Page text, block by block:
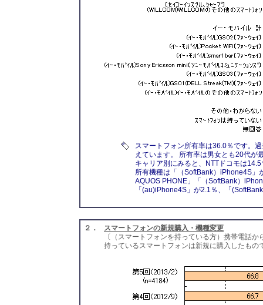
スマートフォン所有率は36.0％です。
えています。 所有率は男女とも20代
キャリア別にみると、NTTドコモは
所有機種は「（SoftBank）iPhone4S」
AQUOS PHONE」「（SoftBank）
「(au)iPhone4S」が2.1％、「
２．
スマートフォンの新規購入・機種変更
〔（スマートフォンを持っている方）携帯電話
持っているスマートフォンは新規に購入したもの